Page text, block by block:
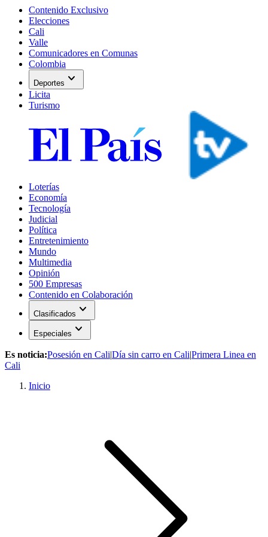
Contenido Exclusivo
Elecciones
Cali
Valle
Comunicadores en Comunas
Colombia
Deportes expand_more
Licita
Turismo
Loterías
Economía
Tecnología
Judicial
Política
Entretenimiento
Mundo
Multimedia
Opinión
500 Empresas
Contenido en Colaboración
Clasificados expand_more
Especiales expand_more
Es noticia:Posesión en Cali|Día sin carro en Cali|Primera Linea en
Cali
Inicio